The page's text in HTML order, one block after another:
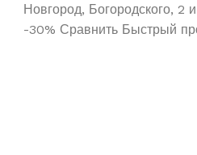
Новгород, Богородского, 2
-30% Сравнить Быстрый